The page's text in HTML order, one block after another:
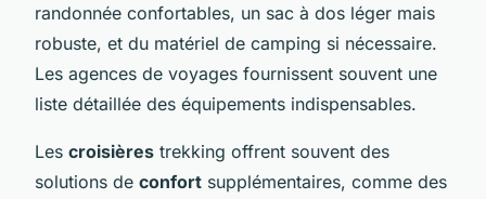
randonnée confortables, un sac à dos léger mais
robuste, et du matériel de camping si nécessaire.
Les agences de voyages fournissent souvent une
liste détaillée des équipements indispensables.
Les croisières trekking offrent souvent des
solutions de confort supplémentaires, comme des